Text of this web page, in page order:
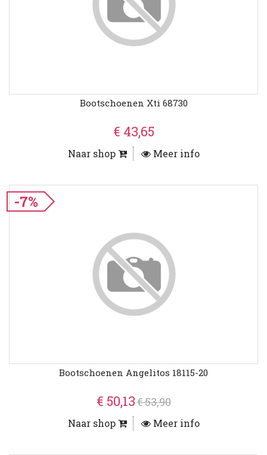
Bootschoenen Xti 68730
€ 43,65
Naar shop Meer info
-7%
Bootschoenen Angelitos 18115-20
€ 50,13€ 53,90
Naar shop Meer info